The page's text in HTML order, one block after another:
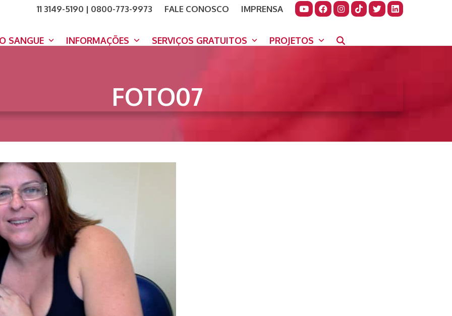
11 3149-5190 | 0800-773-9973 FALE CONOSCO
IMPRENSA
SANGUE INFORMAÇÕES SERVIÇOS GRATUITOS PROJETOS
FOTO07